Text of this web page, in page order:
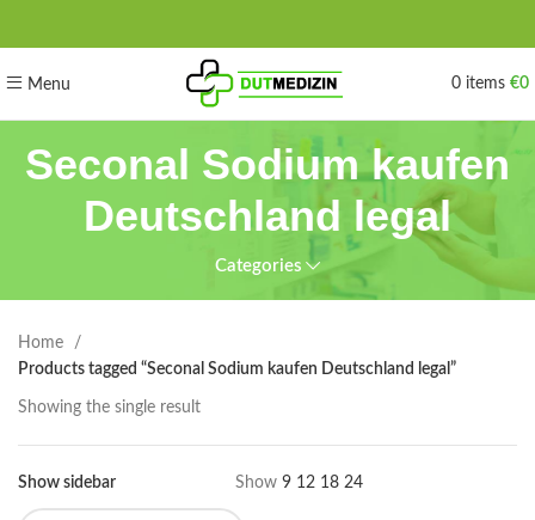
Menu 0 items €0
Seconal Sodium kaufen
Deutschland legal
Categories
Home
Products tagged “Seconal Sodium kaufen Deutschland legal”
Showing the single result
Show sidebar Show 9 12 18 24